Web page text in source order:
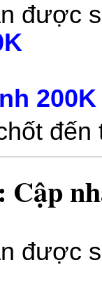
được
200K
Cập
được